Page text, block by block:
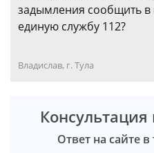
задымления сообщить
единую службу 112?
Владислав, г. Тула
Ответ на сайте